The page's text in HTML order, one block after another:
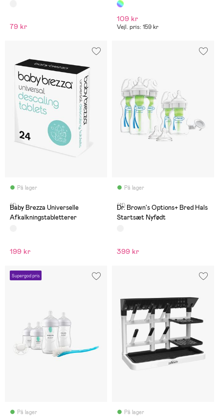
79 kr
109 kr
Vejl. pris: 159 kr
På lager
(1)
Baby Brezza Universelle
Afkalkningstabletterer
199 kr
På lager
(11)
Dr. Brown's Options+ Bred Hals
Startsæt Nyfødt
399 kr
Supergod pris
På lager På lager